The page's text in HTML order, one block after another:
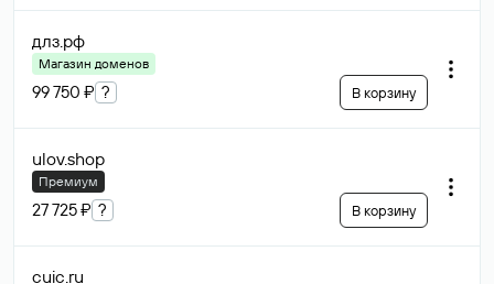
длз.рф
Магазин доменов
99 750 ₽ ? В корзину
ulov.shop
Премиум
27 725 ₽ ? В корзину
cuic.ru